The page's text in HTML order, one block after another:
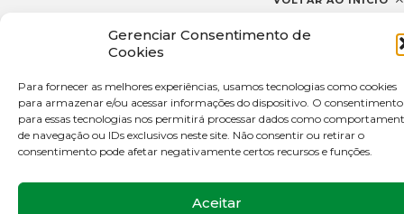
Gerenciar Consentimento de
Cookies
Para fornecer as melhores experiências, usamos tecnologias como cookies
para armazenar e/ou acessar informações do dispositivo. O consentimento
para essas tecnologias nos permitirá processar dados como
de navegação ou IDs exclusivos neste site. Não consentir ou retirar o
consentimento pode afetar negativamente certos recursos e funções.
Aceitar